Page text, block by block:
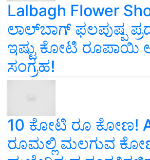
Lalbagh Flower
ಲಾಲ್‌ಬಾಗ್ ಫಲಪುಷ್ಪ
ಇಷ್ಟು ಕೋಟಿ ರೂಪಾಯಿ
ಸಂಗ್ರಹ!
10 ಕೋಟಿ ರೂ ಕೋಣ!
ರೂಮಲ್ಲಿ ಮಲಗುವ